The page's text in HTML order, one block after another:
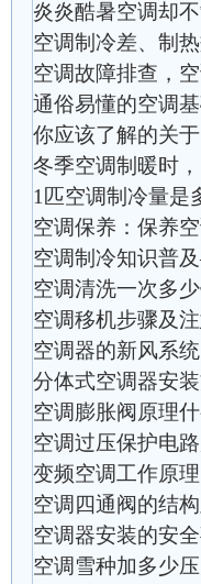
炎炎酷暑空调却
空调制冷差、制
空调故障排查，
通俗易懂的空调
你应该了解的关
冬季空调制暖时
1匹空调制冷量是
空调保养：保养
空调制冷知识普
空调清洗一次多
空调移机步骤及
空调器的新风系统
分体式空调器安
空调膨胀阀原理什
空调过压保护电
变频空调工作原
空调四通阀的结
空调器安装的安
空调雪种加多少